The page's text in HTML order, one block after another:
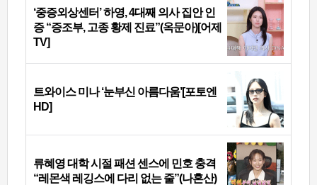
‘중증외상센터’ 하영, 4대째 의사 집안 인
증 “증조부, 고종 황제 진료”(옥문아)[어제
TV]
트와이스 미나 ‘눈부신 아름다움’[포토엔
HD]
류혜영 대학 시절 패션 센스에 민호 충격
“레몬색 레깅스에 다리 없는 줄”(나혼산)